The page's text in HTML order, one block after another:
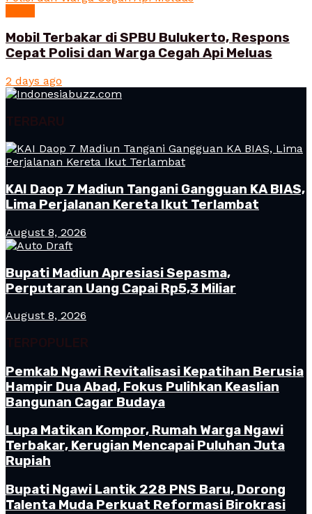
Mobil Terbakar di SPBU Bulukerto, Respons
Cepat Polisi dan Warga Cegah Api Meluas
2 days ago
TERBARU
KAI Daop 7 Madiun Tangani Gangguan KA BIAS,
Lima Perjalanan Kereta Ikut Terlambat
August 8, 2026
Bupati Madiun Apresiasi Sepasma,
Perputaran Uang Capai Rp5,3 Miliar
August 8, 2026
TERPOPULER
Pemkab Ngawi Revitalisasi Kepatihan Berusia
Hampir Dua Abad, Fokus Pulihkan Keaslian
Bangunan Cagar Budaya
Lupa Matikan Kompor, Rumah Warga Ngawi
Terbakar, Kerugian Mencapai Puluhan Juta
Rupiah
Bupati Ngawi Lantik 228 PNS Baru, Dorong
Talenta Muda Perkuat Reformasi Birokrasi